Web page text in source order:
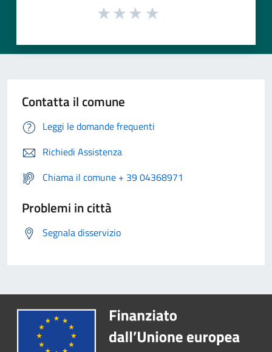
Contatta il comune
Leggi le domande frequenti
Richiedi Assistenza
Chiama il comune + 39 04368971
Problemi in città
Segnala disservizio